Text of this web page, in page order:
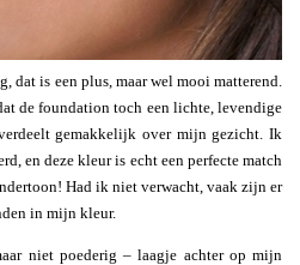
is een plus, maar wel mooi matterend.
de foundation toch een lichte, levendige
gemakkelijk over mijn gezicht. Ik
en deze kleur is echt een perfecte match
Had ik niet verwacht, vaak zijn er
in mijn kleur.
niet poederig – laagje achter op mijn